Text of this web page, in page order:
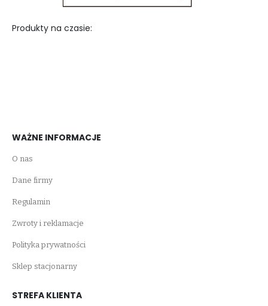
Produkty na czasie:
WAŻNE INFORMACJE
O nas
Dane firmy
Regulamin
Zwroty i reklamacje
Polityka prywatności
Sklep stacjonarny
STREFA KLIENTA